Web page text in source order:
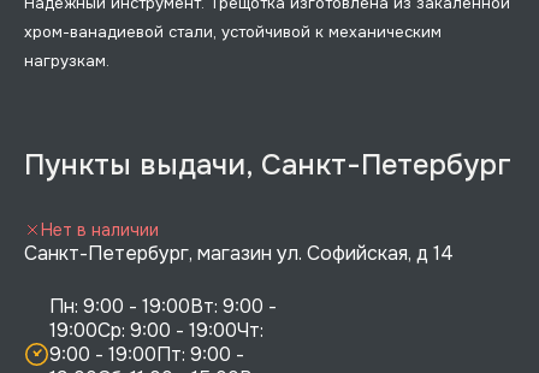
хром-ванадиевой стали, устойчивой к механическим
нагрузкам.
Пункты выдачи, Санкт-Петербург
Санкт-Петербург, магазин ул. Софийская, д 14
Пн: 9:00 - 19:00Вт: 9:00 -
19:00Ср: 9:00 - 19:00Чт:
9:00 - 19:00Пт: 9:00 -
Нет в наличии